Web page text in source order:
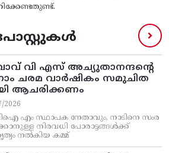
വി എസ്‌ അച്യുതാനന്ദന്റെ
ചരമ വാര്‍ഷികം സമുചിത
ആചരിക്കണം
2026
എം സ്ഥാപക നേതാവും, നാടിനെ സംര
നിരവധി പോരാട്ടങ്ങള്‍ക്ക്‌
നല്‍കിയ കമ്മ്